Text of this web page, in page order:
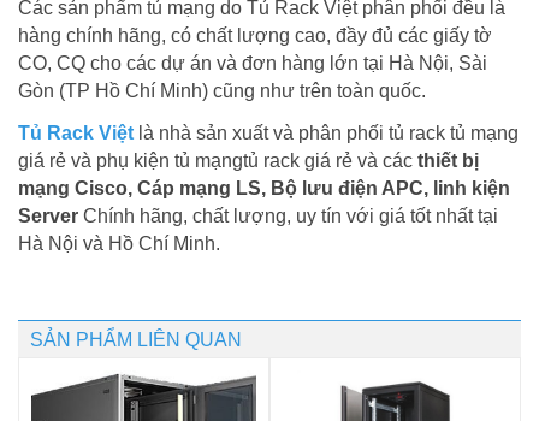
Các sản phẩm tủ mạng do Tủ Rack Việt phân phối đều là
hàng chính hãng, có chất lượng cao, đầy đủ các giấy tờ
CO, CQ cho các dự án và đơn hàng lớn tại Hà Nội, Sài
Gòn (TP Hồ Chí Minh) cũng như trên toàn quốc.
Tủ Rack Việt là nhà sản xuất và phân phối tủ rack tủ mạng
giá rẻ và phụ kiện tủ mạngtủ rack giá rẻ và các thiết bị
mạng Cisco, Cáp mạng LS, Bộ lưu điện APC, linh kiện
Server Chính hãng, chất lượng, uy tín với giá tốt nhất tại
Hà Nội và Hồ Chí Minh.
SẢN PHẨM LIÊN QUAN